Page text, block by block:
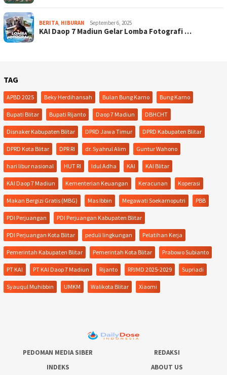
BERITA HIBURAN September 6, 2025
KAI Daop 7 Madiun Gelar Lomba Fotografi …
TAG
APBD 2025 Beky Herdihansah Bulan Bung Karno Bung Karno
Bupati Blitar Bupati Rijanto Daop 7 Madiun DBHCHT
Disnaker Kabupaten Blitar DPRD Jawa Timur DPRD Kabupaten Blitar
DPRD Kota Blitar DPR RI dr. Syahrul Alim Guntur Wahono
hari libur nasional HUT RI Idul Adha KAI KAI Blitar
KAI Daop 7 Madiun Kementerian Keuangan Keracunan Koperasi
Makan Bergizi Gratis (MBG) Mas Ibbin Megawati Soekarnoputri PBB
PDI Perjuangan PDI Perjuangan Kabupaten Blitar
PDI Perjuangan Kota Blitar peduli lingkungan Pelatihan Kerja
Pemerintah Kabupaten Blitar Pemerintah Kota Blitar Prabowo Subianto
PT KAI PT KAI Daop 7 Madiun Rijanto RPJMD 2025-2029 Supriadi
Syauqul Muhibbin UMKM Walikota Blitar Xiaomi
PEDOMAN MEDIA SIBER
REDAKSI
INDEKS
ABOUT US